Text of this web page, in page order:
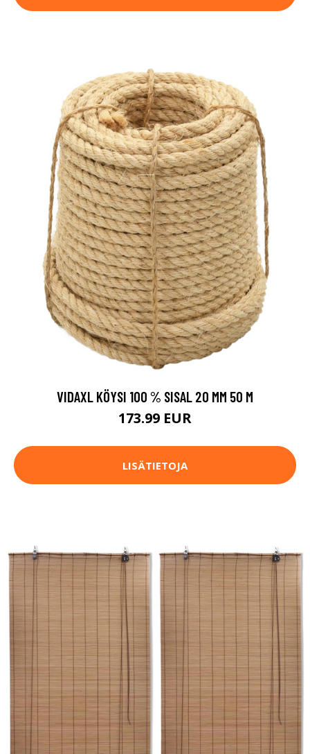
VIDAXL KÖYSI 100 % SISAL 20 MM 50 M
173.99 EUR
LISÄTIETOJA